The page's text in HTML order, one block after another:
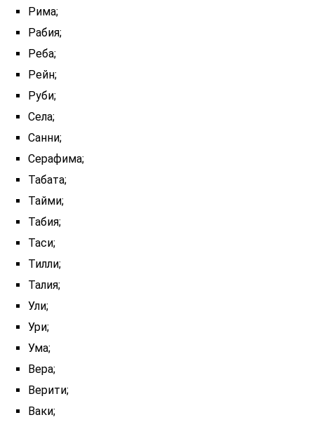
Рима;
Рабия;
Реба;
Рейн;
Руби;
Села;
Санни;
Серафима;
Табата;
Тайми;
Табия;
Таси;
Тилли;
Талия;
Ули;
Ури;
Ума;
Вера;
Верити;
Ваки;